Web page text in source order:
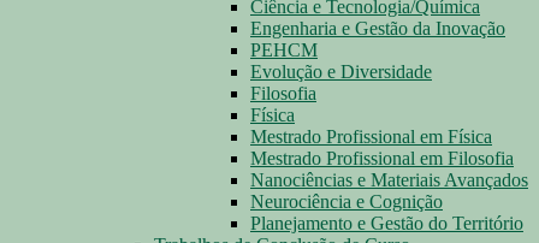
Ciência e Tecnologia/Química
Engenharia e Gestão da Inovação
PEHCM
Evolução e Diversidade
Filosofia
Física
Mestrado Profissional em Física
Mestrado Profissional em Filosofia
Nanociências e Materiais Avançados
Neurociência e Cognição
Planejamento e Gestão do Território